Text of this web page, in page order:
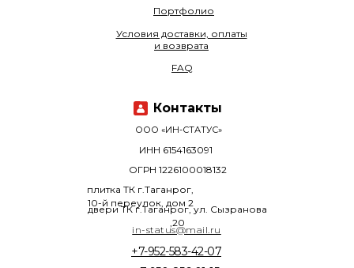
+7-952-583-42-07
Портфолио
ООО «ИН-СТАТУС»
плитка ТК г.Таганрог,
10-й переулок, дом 2
двери ТК г.Таганрог, ул. Сызранова
,20
ОГРН 1226100018132
ИНН 6154163091
Условия доставки, оплаты
и возврата
FAQ
in-status@mail.ru
Контакты